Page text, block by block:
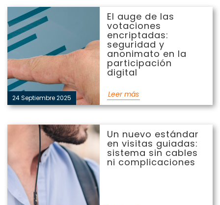
El auge de las votaciones
encriptadas: seguridad y
anonimato en la
participación digital
24 Septiembre 2025
El auge de las
votaciones
encriptadas:
seguridad y
anonimato en la
participación
digital
Leer más
Un nuevo estándar en
visitas guiadas: sistema sin
cables ni complicaciones
Un nuevo estándar
en visitas guiadas:
sistema sin cables
ni complicaciones